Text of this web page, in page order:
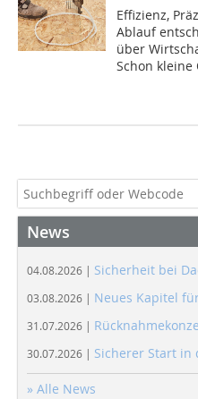
Effizienz,
Ablauf
über
Schon
News
04.08.2026 | Sicherheit bei
03.08.2026 | Neues Kapitel
31.07.2026 |
30.07.2026 | Sicherer Start in
» Alle News